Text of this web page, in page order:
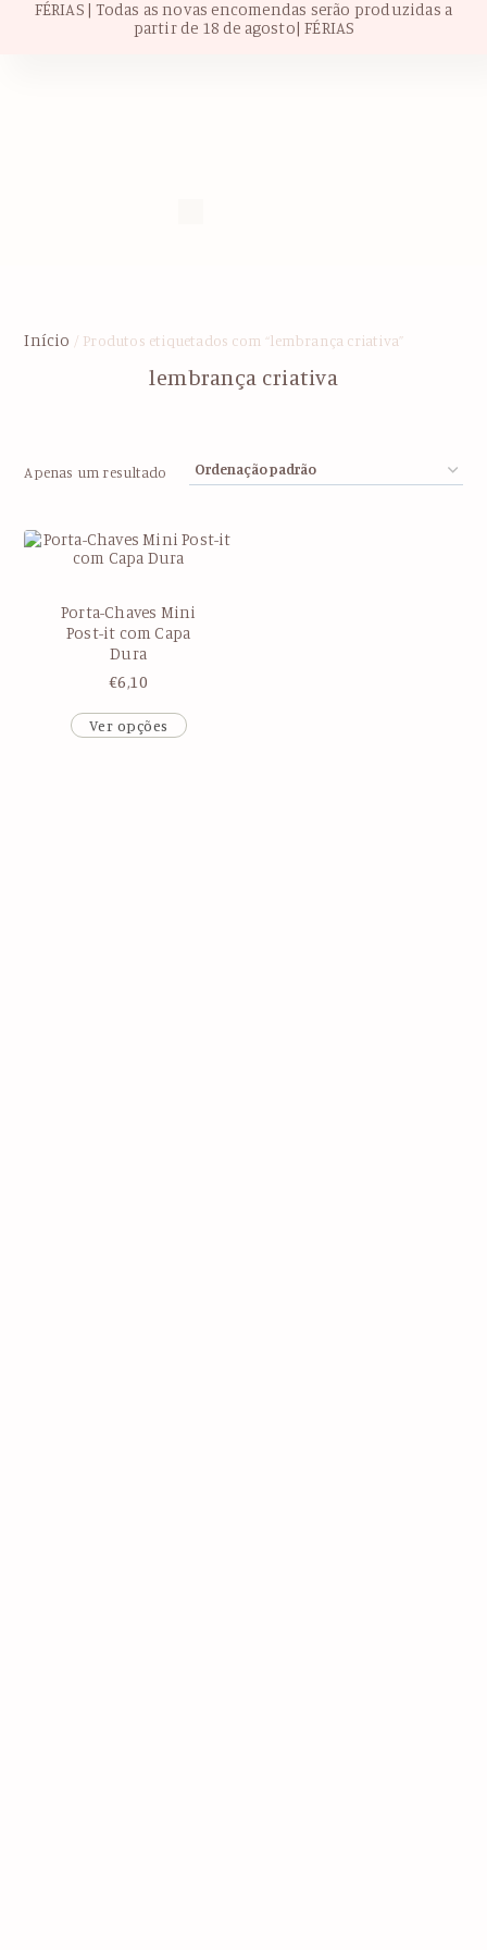
FÉRIAS | Todas as novas encomendas serão produzidas a
partir de 18 de agosto| FÉRIAS
Início / Produtos etiquetados com “lembrança criativa”
lembrança criativa
Apenas um resultado
Porta-Chaves Mini
Post-it com Capa
Dura
€6,10
Ver opções